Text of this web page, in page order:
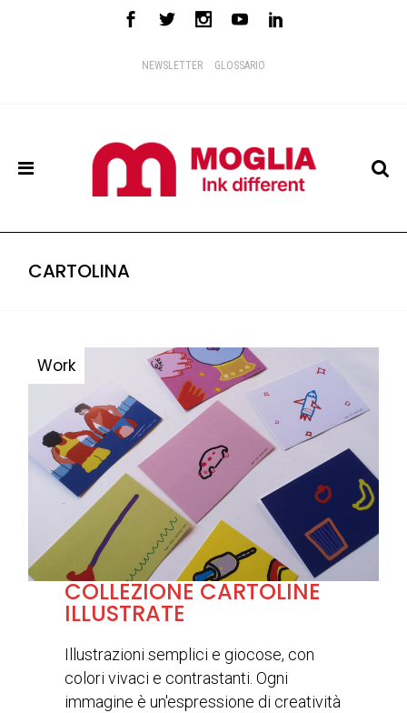
NEWSLETTER GLOSSARIO
CARTOLINA
COLLEZIONE CARTOLINE
ILLUSTRATE
Illustrazioni semplici e giocose, con
colori vivaci e contrastanti. Ogni
immagine è un'espressione di creatività